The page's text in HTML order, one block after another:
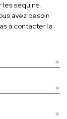
les sequins.
avez besoin
à contacter la